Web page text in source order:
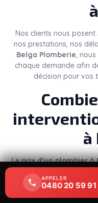
Nos clients nous
nos prestations, nos
Belga Plomberie,
chaque demande afin
décision pour vos
à
Leprix d’un plombier à
: la nature du
remplacer et le niveau
robinet ou un
APPELER
0480 20 59 91
APPELER
0480 20 59 91